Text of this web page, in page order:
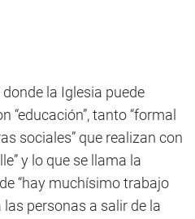
la Iglesia puede
“educación”, tanto “formal
sociales” que realizan con
y lo que se llama la
“hay muchísimo trabajo
personas a salir de la